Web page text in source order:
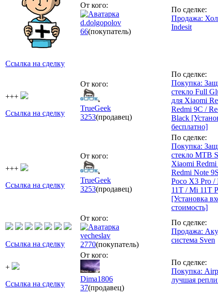
Ссылка на сделку
От кого:
d.dolgopolov
66(покупатель)
По сделке:
Продажа:
Indesit
+++
Ссылка на сделку
От кого:
TrueGeek
3253(продавец)
По сделке:
Покупка:
стекло Full
для Xiaomi
Redmi 9C /
Black
бесплатно]
+++
Ссылка на сделку
От кого:
TrueGeek
3253(продавец)
По сделке:
Покупка:
стекло MTB
Xiaomi
Redmi Note
Poco X3 Pro
11T / Mi 11T
[Установка
стоимость]
Ссылка на сделку
От кого:
vecheslav
2770(покупатель)
По сделке:
Продажа:
система Sven
+
Ссылка на сделку
От кого:
Dima1806
37(продавец)
По сделке:
Покупка:
лучшая